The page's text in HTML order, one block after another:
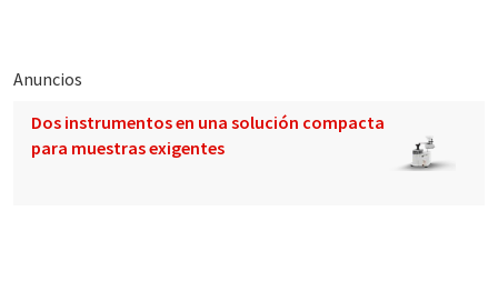
Anuncios
Dos instrumentos en una solución compacta
para muestras exigentes